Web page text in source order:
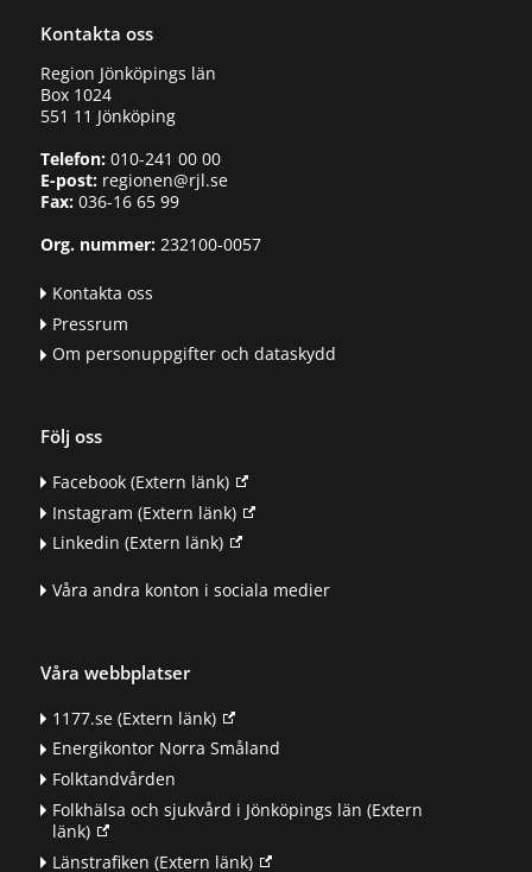
Kontakta oss
Region Jönköpings län
Box 1024
551 11 Jönköping
Telefon:010-241 00 00
E-post:regionen@rjl.se
Fax: 036-16 65 99
Org. nummer:232100-0057
Kontakta oss
Pressrum
Om personuppgifter och dataskydd
Följ oss
Facebook(Extern länk)
Instagram (Extern länk)
Linkedin (Extern länk)
Våra andra konton i sociala medier
Våra webbplatser
1177.se(Extern länk)
Energikontor Norra Småland
Folktandvården
Folkhälsa och sjukvård i Jönköpings län (Extern
länk)
Länstrafiken (Extern länk)